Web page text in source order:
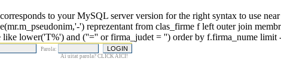
to your MySQL server version for the right syntax to use near
') reprezentant from clas_firme f left outer join
lower('T%') and (''='' or firma_judet = '') order by f.firma_nume limit
Parola:
Ai uitat parola? CLICK AICI!